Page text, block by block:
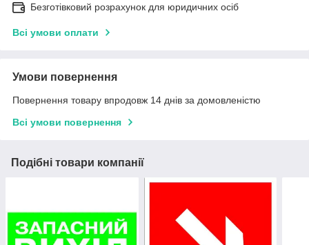
Безготівковий розрахунок для юридичних осіб
Всі умови оплати
Умови повернення
Повернення товару впродовж 14 днів за домовленістю
Всі умови повернення
Подібні товари компанії